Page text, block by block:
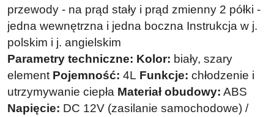
przewody - na prąd stały i prąd zmienny 2 półki -
jedna wewnętrzna i jedna boczna Instrukcja w j.
polskim i j. angielskim
Parametry techniczne: Kolor: biały, szary
element Pojemność: 4L Funkcje: chłodzenie i
utrzymywanie ciepła Materiał obudowy: ABS
Napięcie: DC 12V (zasilanie samochodowe) /